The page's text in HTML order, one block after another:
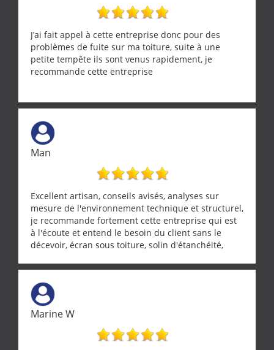
J’ai fait appel à cette entreprise donc pour des
problèmes de fuite sur ma toiture, suite à une
petite tempête ils sont venus rapidement, je
recommande cette entreprise
Man
Excellent artisan, conseils avisés, analyses sur
mesure de l'environnement technique et structurel,
je recommande fortement cette entreprise qui est
à l'écoute et entend le besoin du client sans le
décevoir, écran sous toiture, solin d'étanchéité,
récupérateur d'eau, tout a été parfaitement mis en
œuvre sans besoin d'y revenir. confiance assurée.
Marine W